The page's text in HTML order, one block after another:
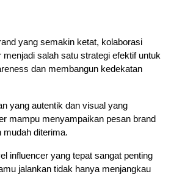
yang semakin ketat, kolaborasi
menjadi salah satu strategi efektif untuk
dan membangun kedekatan
yang autentik dan visual yang
mampu menyampaikan pesan brand
mudah diterima.
influencer yang tepat sangat penting
jalankan tidak hanya menjangkau